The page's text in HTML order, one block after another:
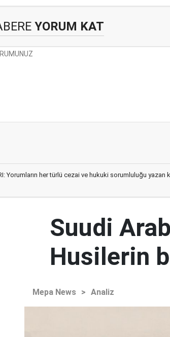
YORUM KAT
Yorumların her türlü cezai ve hukuki sorumluluğu
Suudi
Husilerin
Mepa News > Analiz